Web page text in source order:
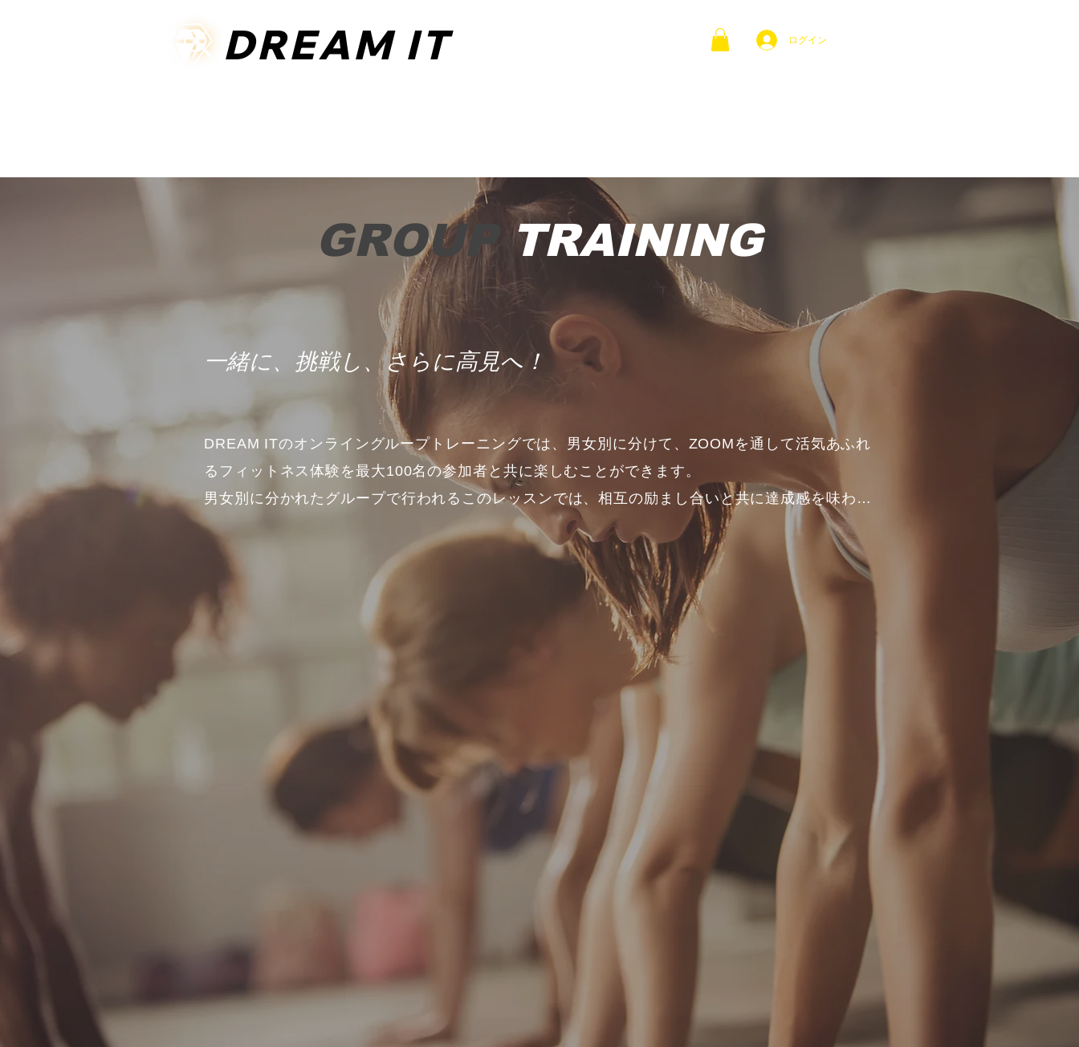
DREAM IT
DREAM IT ログイン
GROUP TRAINING
​一緒に、挑戦し、さらに高見へ！
DREAM ITのオンライングループトレーニングでは、男女別に分けて、ZOOMを通して活気あふれ
るフィットネス体験を最大100名の参加者と共に楽しむことができます。
男女別に分かれたグループで行われるこのレッスンでは、相互の励まし合いと共に達成感を味わえ
る、特別な時間を提供します。
また、レッスンは毎週1回40分（トレーニング30分、質疑応答10分）月に4回のペースで提供され
経験豊かなインストラクター、ニックがリードする当レッスンは、参加者一人ひとりが楽しめるよ
うに、様々なニーズに応じたプログラムで展開されます。家族や友人、世界中の同じ目標を持つ人
たちと一緒に、忙しい日々から解放され、楽しいフィットネスに没頭しましょう。
自宅から手軽に参加でき、新しいコミュニティの仲間として、共に健康的なライフスタイルを追求
するのに最適です。